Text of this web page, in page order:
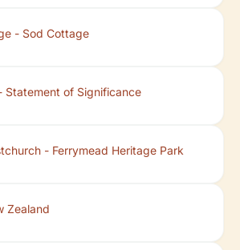
- Sod Cottage
Statement of Significance
- Ferrymead Heritage Park
Zealand